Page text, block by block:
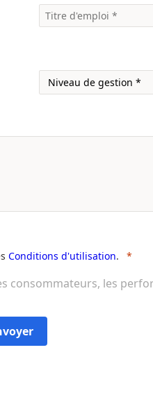
Conditions d'utilisation.
les